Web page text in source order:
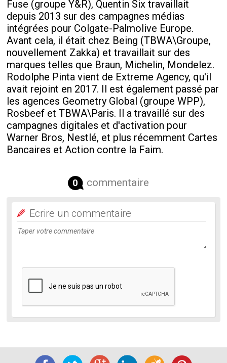
Fuse (groupe Y&R), Quentin Six travaillait
depuis 2013 sur des campagnes médias
intégrées pour Colgate-Palmolive Europe.
Avant cela, il était chez Being (TBWA\Groupe,
nouvellement Zakka) et travaillait sur des
marques telles que Braun, Michelin, Mondelez.
Rodolphe Pinta vient de Extreme Agency, qu'il
avait rejoint en 2017. Il est également passé par
les agences Geometry Global (groupe WPP),
Rosbeef et TBWA\Paris. Il a travaillé sur des
campagnes digitales et d'activation pour
Warner Bros, Nestlé, et plus récemment Cartes
Bancaires et Action contre la Faim.
0 commentaire
Ecrire un commentaire